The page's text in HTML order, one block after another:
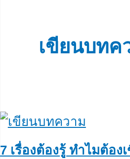
เขียนบทค
7 เรื่องต้องรู้ ทำไมต้อ